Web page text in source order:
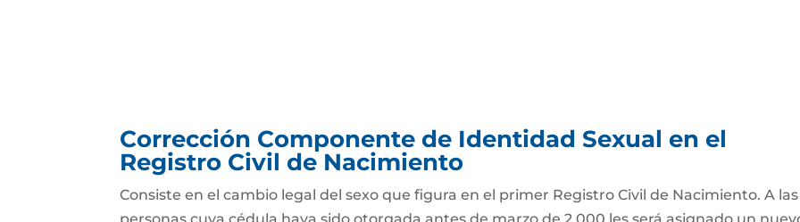
Corrección Componente de Identidad Sexual en el
Registro Civil de Nacimiento
Consiste en el cambio legal del sexo que figura en el primer Registro Civil de Nacimiento. A las